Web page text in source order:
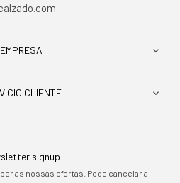
EMPRESA 
CLIENTE 
signup
as nossas ofertas. Pode cancelar a